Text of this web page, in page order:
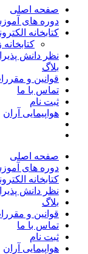
صفحه اصلی
دوره های
کتابخانه
نظر دانش
بلاگ
قوانین و
تماس با ما
ثبت نام
هواپیمایی آران
صفحه اصلی
دوره های
کتابخانه
نظر دانش
بلاگ
قوانین و
تماس با ما
ثبت نام
هواپیمایی آران